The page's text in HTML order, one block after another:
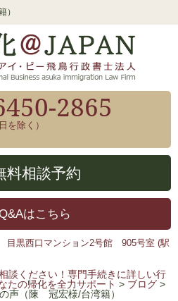
）
2865
を除く）
料相談予約
はこちら
目黒西口マンション2号館 905号室 (駅
談ください！専門手続きに詳しい行
たの帰化を全力サポート > ブログ >
声（陳 冠宏様/台湾籍）